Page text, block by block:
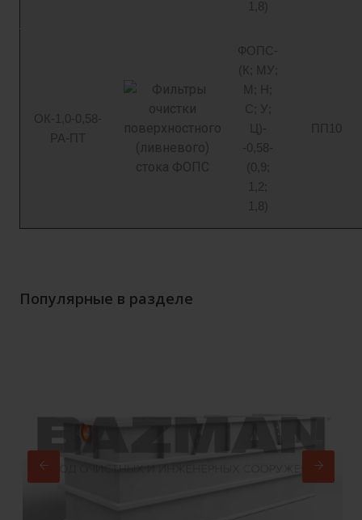
1,8)
ОК-1,0-0,58-
РА-ПТ
ФОПС-
(К; МУ;
М; Н;
С; У;
Ц)-
-0,58-
(0,9;
1,2;
1,8)
ПП10
Популярные в разделе